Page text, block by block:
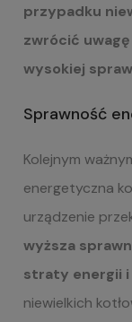
przypadku
zwrócić
wysokiej
Sprawność
Kolejnym
energetyczna
urządzenie
wyższa
straty energii
niewielkich